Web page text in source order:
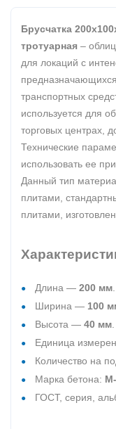
Брусчатка
тротуарная –
для локаций с
транспортных
используется для
торговых центрах,
Технические
использовать ее
Данный тип
плитами,
плитами,
Длина — 200 мм
Ширина — 100
Высота — 40 мм
Единица
Количество на
Марка бетона:
ГОСТ, серия,